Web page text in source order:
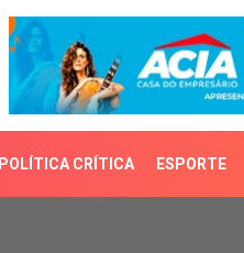
POLÍTICA CRÍTICA ESPORTE